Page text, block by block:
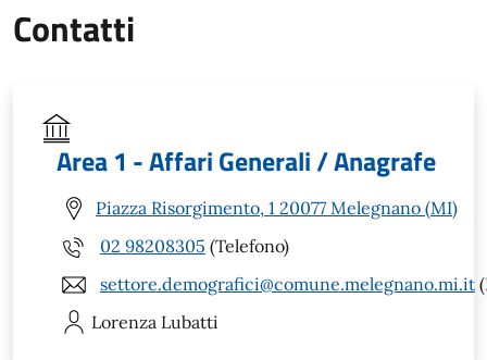
Contatti
Area 1 - Affari Generali / Anagrafe
Piazza Risorgimento, 1 20077 Melegnano (MI)
02 98208305 (Telefono)
settore.demografici@comune.melegnano.mi.it
Lorenza Lubatti